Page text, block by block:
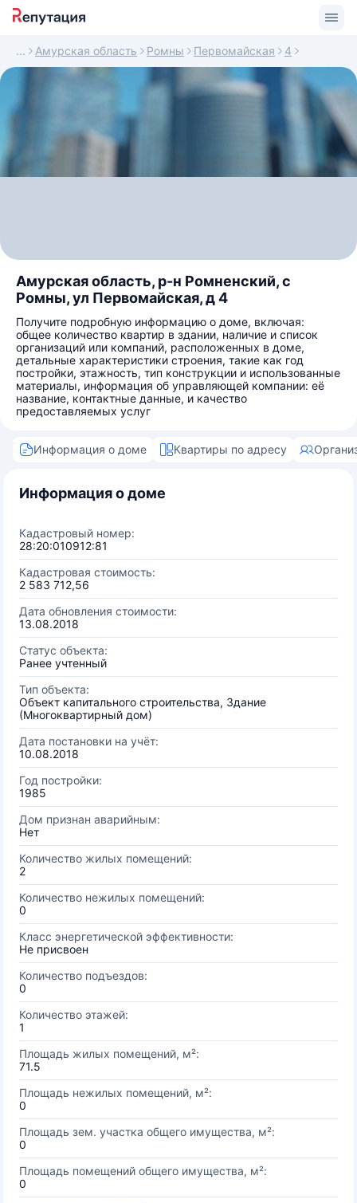
Амурская область Ромны Первомайская 4
Амурская область, р-н Ромненский, с
Ромны, ул Первомайская, д 4
Получите подробную информацию о доме, включая:
общее количество квартир в здании, наличие и список
организаций или компаний, расположенных в доме,
детальные характеристики строения, такие как год
постройки, этажность, тип конструкции и использованные
материалы, информация об управляющей компании: её
название, контактные данные, и качество
предоставляемых услуг
Информация о доме Квартиры по адресу
Информация о доме
Кадастровый номер:
28:20:010912:81
Кадастровая стоимость:
2 583 712,56
Дата обновления стоимости:
13.08.2018
Статус объекта:
Ранее учтенный
Тип объекта:
Объект капитального строительства, Здание
(Многоквартирный дом)
Дата постановки на учёт:
10.08.2018
Год постройки:
1985
Дом признан аварийным:
Нет
Количество жилых помещений:
2
Количество нежилых помещений:
0
Класс энергетической эффективности:
Не присвоен
Количество подъездов:
0
Количество этажей:
1
Площадь жилых помещений, м²:
71.5
Площадь нежилых помещений, м²:
0
Площадь зем. участка общего имущества, м²:
0
Площадь помещений общего имущества, м²:
0